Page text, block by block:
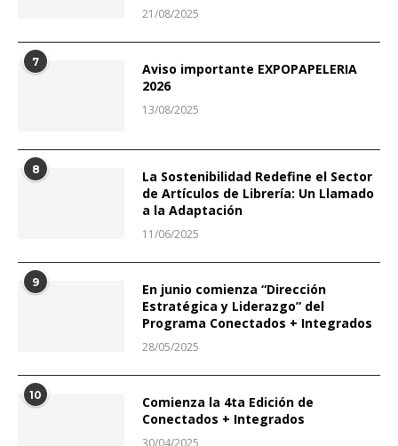
21/08/2025
7
Aviso importante EXPOPAPELERIA
2026
13/08/2025
8
La Sostenibilidad Redefine el Sector
de Artículos de Librería: Un Llamado
a la Adaptación
11/06/2025
9
En junio comienza “Dirección
Estratégica y Liderazgo” del
Programa Conectados + Integrados
28/05/2025
10
Comienza la 4ta Edición de
Conectados + Integrados